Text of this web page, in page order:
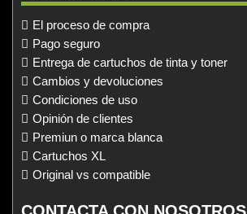
El proceso de compra
Pago seguro
Entrega de cartuchos de tinta y toner
Cambios y devoluciones
Condiciones de uso
Opinión de clientes
Premiun o marca blanca
Cartuchos XL
Original vs compatible